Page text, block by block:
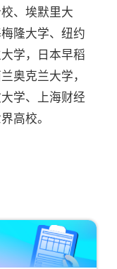
、埃默里大
隆大学、纽约
学，日本早稻
奥克兰大学，
学、上海财经
高校。